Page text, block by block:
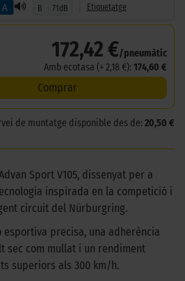
A B 71dB Etiquetatge
172,42 €/pneumàtic
Amb ecotasa (+ 2,18 €): 174,60 €
Comprar
de muntatge disponible des de: 20,50 €
Sport V105, dissenyat per a
inspirada en la competició i
circuit del Nürburgring.
esportiva precisa, una adherència
sec com mullat i un rendiment
superiors als 300 km/h.